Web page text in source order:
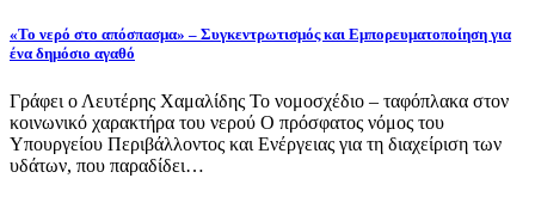
«Το νερό στο απόσπασμα» – Συγκεντρωτισμός και Εμπορευματοποίηση για
ένα δημόσιο αγαθό
Γράφει ο Λευτέρης Χαμαλίδης Το νομοσχέδιο – ταφόπλακα στον
κοινωνικό χαρακτήρα του νερού Ο πρόσφατος νόμος του
Υπουργείου Περιβάλλοντος και Ενέργειας για τη διαχείριση των
υδάτων, που παραδίδει…